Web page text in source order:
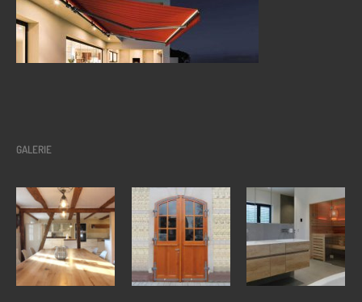
GALERIE